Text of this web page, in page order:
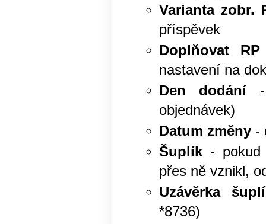
Varianta zobr.
příspěvek
Doplňovat
nastavení na
Den dodání-
objednávek)
Datum změny -
Šuplík - pokud
přes ně vznikl,
Uzávěrka
*8736)